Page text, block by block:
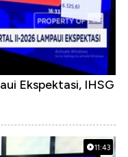
Ekspektasi, IHSG
11:43